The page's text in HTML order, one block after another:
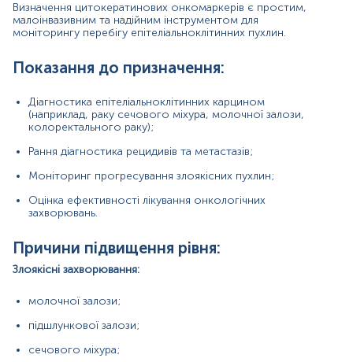
підшлункової залози;
сечового міхура;
прямої кишки;
стравоходу;
легенів;
передміхурової залози;
матки;
щитоподібної залози:
Інші причини:
цироз печінки;
гемодіаліз;
цукровий діабет;
Визначення цитокератинових онкомаркерів є простим,
малоінвазивним та надійним інструментом для
моніторингу перебігу епітеліальноклітинних пухлин.
Показання до призначення:
Діагностика епітеліальноклітинних карцином
(наприклад, раку сечового міхура, молочної залози,
колоректального раку);
Рання діагностика рецидивів та метастазів;
Моніторинг прогресування злоякісних пухлин;
Оцінка ефективності лікування онкологічних
захворювань.
Причини підвищення рівня:
Злоякісні захворювання:
молочної залози;
підшлункової залози;
сечового міхура;